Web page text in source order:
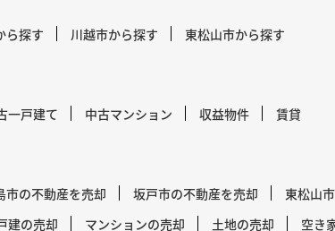
ら探す 川越市から探す 東松山市から探す
一戸建て 中古マンション 収益物件 賃貸
市の不動産を売却 坂戸市の不動産を売却 東松山
建の売却 マンションの売却 土地の売却 空き